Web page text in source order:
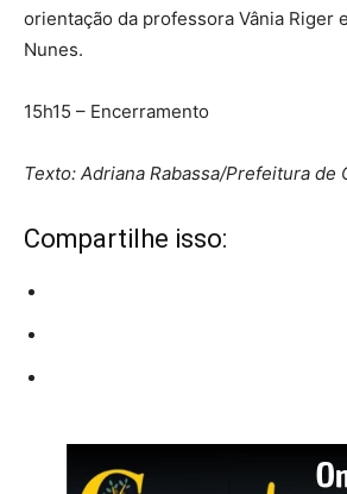
orientação da professora Vânia Riger
Nunes.
15h15 – Encerramento
Texto: Adriana Rabassa/Prefeitura de
Compartilhe isso: